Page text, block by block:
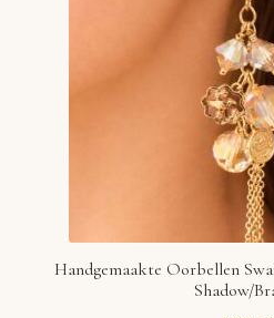
Handgemaakte Oorbellen
Shadow/